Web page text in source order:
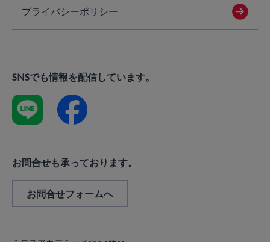
プライバシーポリシー
SNSでも情報を配信しています。
お問合せも承っております。
お問合せフォームへ